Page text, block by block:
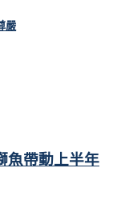
嚴
魚帶動上半年